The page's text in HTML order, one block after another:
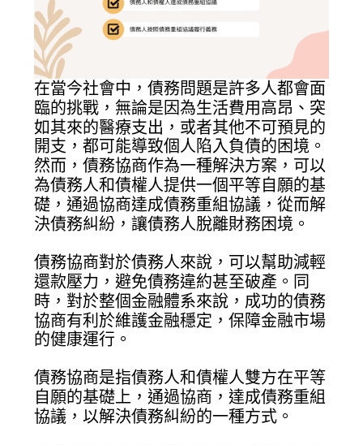
在當今社會中，債務問題是許多人都會面
臨的挑戰，無論是因為生活費用高昂、突
如其來的醫療支出，或者其他不可預見的
開支，都可能導致個人陷入負債的困境。
然而，債務協商作為一種解決方案，可以
為債務人和債權人提供一個平等自願的基
礎，通過協商達成債務重組協議，從而解
決債務糾紛，讓債務人脫離財務困境。
債務協商對於債務人來說，可以幫助減輕
還款壓力，避免債務違約甚至破產。同
時，對於整個金融體系來說，成功的債務
協商有利於維護金融穩定，保障金融市場
的健康運行。
債務協商是指債務人和債權人雙方在平等
自願的基礎上，通過協商，達成債務重組
協議，以解決債務糾紛的一種方式。